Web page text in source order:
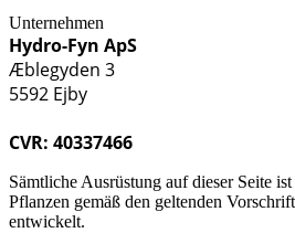
Unternehmen
Hydro-Fyn ApS
Æblegyden 3
5592 Ejby
CVR: 40337466
Sämtliche Ausrüstung auf dieser Seite
Pflanzen gemäß den geltenden
entwickelt.